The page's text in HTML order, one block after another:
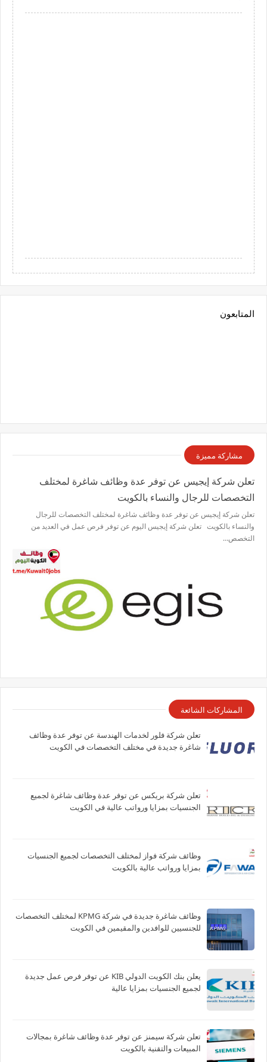
المتابعون
مشاركة مميزة
تعلن شركة إيجيس عن توفر عدة وظائف شاغرة لمختلف
التخصصات للرجال والنساء بالكويت
تعلن شركة إيجيس عن توفر عدة وظائف شاغرة لمختلف التخصصات للرجال
والنساء بالكويت تعلن شركة إيجيس اليوم عن توفر فرص عمل في العديد من
التخصص…
المشاركات الشائعة
تعلن شركة فلور لخدمات الهندسة عن توفر عدة وظائف
شاغرة جديدة في مختلف التخصصات في الكويت
تعلن شركة بريكس عن توفر عدة وظائف شاغرة لجميع
الجنسيات بمزايا ورواتب عالية في الكويت
وظائف شركة فواز لمختلف التخصصات لجميع الجنسيات
بمزايا ورواتب عالية بالكويت
وظائف شاغرة جديدة في شركة ‏KPMG لمختلف التخصصات
للجنسيين للوافدين والمقيمين في الكويت
يعلن بنك الكويت الدولي KIB عن توفر فرص عمل جديدة
لجميع الجنسيات بمزايا عالية
تعلن شركة سيمنز عن توفر عدة وظائف شاغرة بمجالات
المبيعات والتقنية بالكويت